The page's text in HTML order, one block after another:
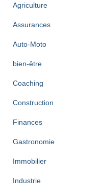
Agriculture
Assurances
Auto-Moto
bien-être
Coaching
Construction
Finances
Gastronomie
Immobilier
Industrie